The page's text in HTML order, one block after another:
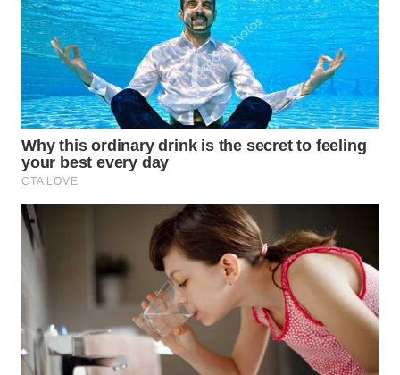
INDRAMAYU
WN
KUNINGAN
WN
MAJALENGKA
WN
SUBANG
PURWAKARTA